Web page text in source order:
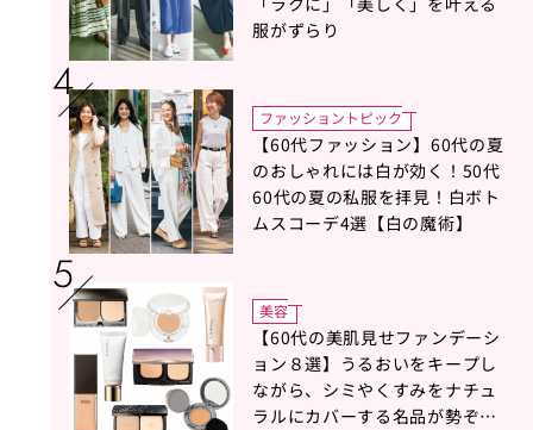
服がずらり
ファッショントピック
【60代ファッション】60代の夏
のおしゃれには白が効く！50代
60代の夏の私服を拝見！白ボト
ムスコーデ4選【白の魔術】
美容
【60代の美肌見せファンデーシ
ョン８選】うるおいをキープし
ながら、シミやくすみをナチュ
ラルにカバーする名品が勢ぞろ